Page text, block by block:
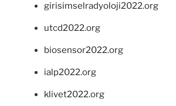
girisimselradyoloji2022.org
utcd2022.org
biosensor2022.org
ialp2022.org
klivet2022.org